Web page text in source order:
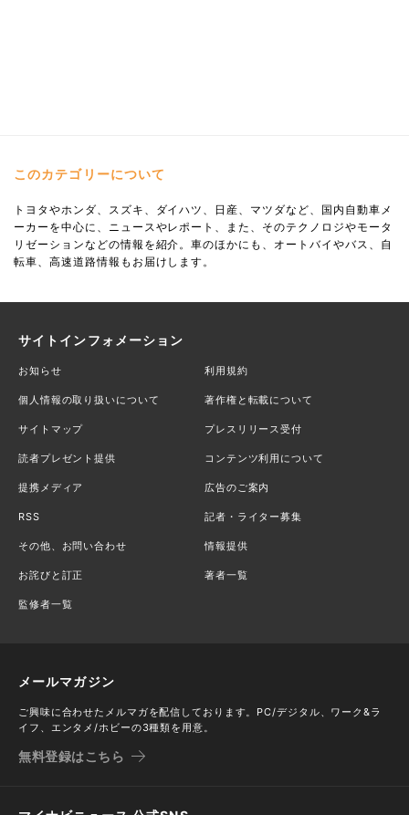
このカテゴリーについて
トヨタやホンダ、スズキ、ダイハツ、日産、マツダなど、国内自動車メ
ーカーを中心に、ニュースやレポート、また、そのテクノロジやモータ
リゼーションなどの情報を紹介。車のほかにも、オートバイやバス、自
転車、高速道路情報もお届けします。
サイトインフォメーション
お知らせ 利用規約
個人情報の取り扱いについて 著作権と転載について
サイトマップ プレスリリース受付
読者プレゼント提供 コンテンツ利用について
提携メディア 広告のご案内
RSS 記者・ライター募集
その他、お問い合わせ 情報提供
お詫びと訂正 著者一覧
監修者一覧
メールマガジン
ご興味に合わせたメルマガを配信しております。PC/デジタル、ワーク&ラ
イフ、エンタメ/ホビーの3種類を用意。
無料登録はこちら